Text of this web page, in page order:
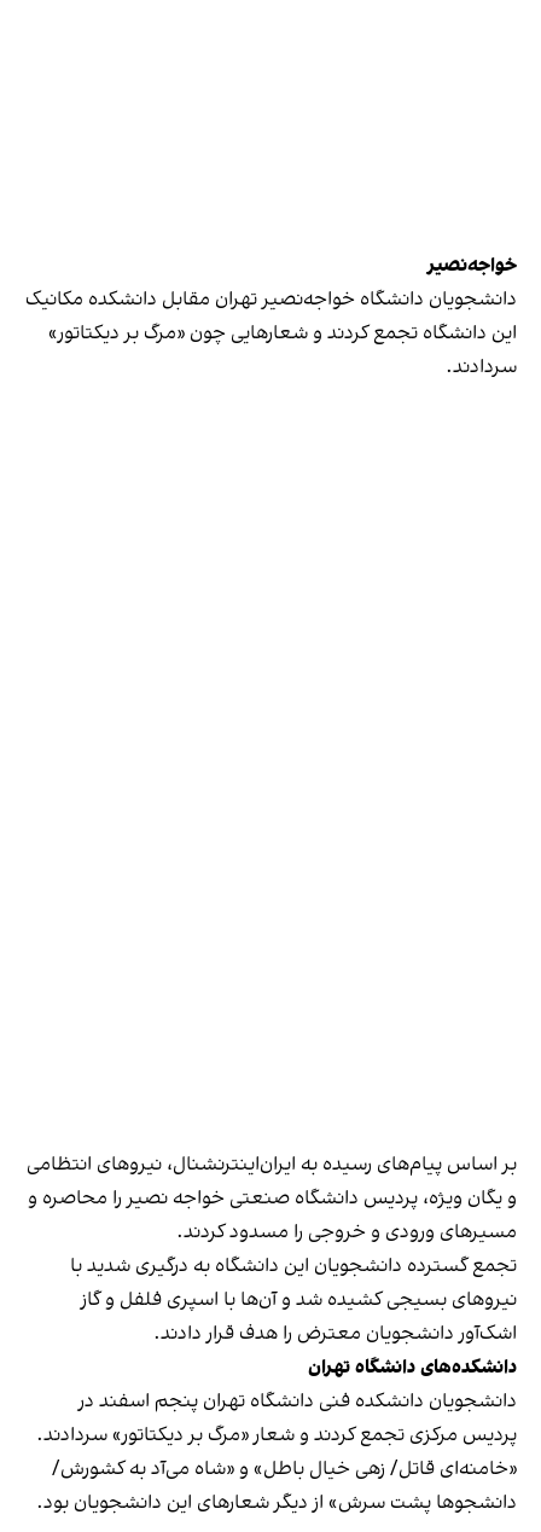
خواجه‌نصیر
دانشجویان دانشگاه خواجه‌نصیر تهران مقابل دانشکده مکانیک
این دانشگاه تجمع کردند و شعارهایی چون «مرگ بر دیکتاتور»
سردادند.
بر اساس پیام‌های رسیده به ایران‌اینترنشنال، نیروهای انتظامی
و یگان ویژه، پردیس دانشگاه صنعتی خواجه نصیر را محاصره و
مسیرهای ورودی و خروجی را مسدود کردند.
تجمع گسترده دانشجویان این دانشگاه به درگیری شدید با
نیروهای بسیجی کشیده شد و آن‌ها با اسپری فلفل و گاز
اشک‌آور دانشجویان معترض را هدف قرار دادند.
دانشکده‌های دانشگاه تهران
دانشجویان دانشکده فنی دانشگاه تهران پنجم اسفند در
پردیس مرکزی تجمع کردند و شعار «مرگ بر دیکتاتور» سردادند.
«خامنه‌ای قاتل/ زهی خیال باطل» و «شاه می‌آد به کشورش/
دانشجوها پشت سرش» از دیگر شعارهای این دانشجویان بود.